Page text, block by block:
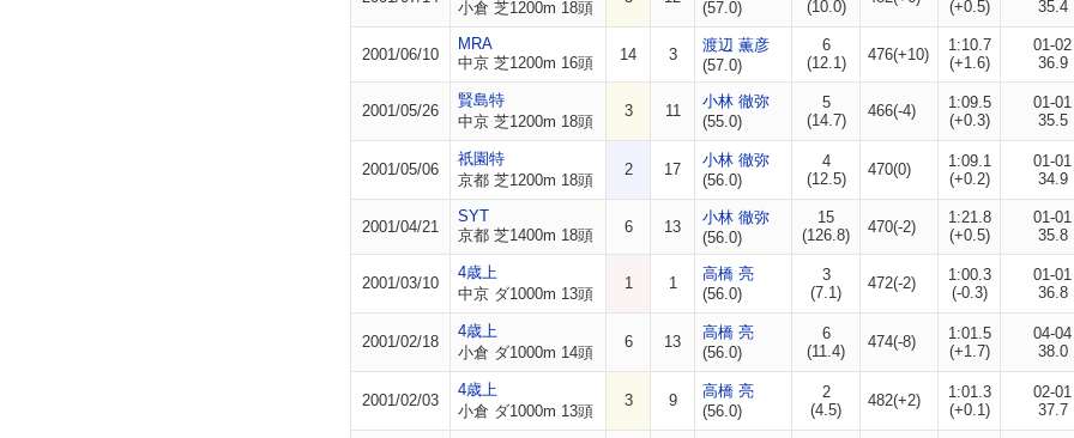
小倉 芝1200m 18頭 (57.0) (10.0) (+0.5) 35.4
2001/06/10
MRA
中京 芝1200m 16頭
14 3
渡辺 薫彦
(57.0)
6
(12.1)
476(+10)
1:10.7
(+1.6)
01-02
36.9
2001/05/26
賢島特
中京 芝1200m 18頭
3 11
小林 徹弥
(55.0)
5
(14.7)
466(-4)
1:09.5
(+0.3)
01-01
35.5
2001/05/06
祇園特
京都 芝1200m 18頭
2 17
小林 徹弥
(56.0)
4
(12.5)
470(0)
1:09.1
(+0.2)
01-01
34.9
2001/04/21
SYT
京都 芝1400m 18頭
6 13
小林 徹弥
(56.0)
15
(126.8)
470(-2)
1:21.8
(+0.5)
01-01
35.8
2001/03/10
4歳上
中京 ダ1000m 13頭
1 1
高橋 亮
(56.0)
3
(7.1)
472(-2)
1:00.3
(-0.3)
01-01
36.8
2001/02/18
4歳上
小倉 ダ1000m 14頭
6 13
高橋 亮
(56.0)
6
(11.4)
474(-8)
1:01.5
(+1.7)
04-04
38.0
2001/02/03
4歳上
小倉 ダ1000m 13頭
3 9
高橋 亮
(56.0)
2
(4.5)
482(+2)
1:01.3
(+0.1)
02-01
37.7